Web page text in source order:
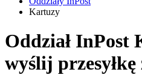
Kartuzy
Oddział InPost
wyślij przesyłkę